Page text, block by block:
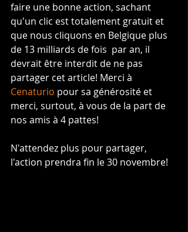
faire une bonne action, sachant
qu'un clic est totalement gratuit et
que nous cliquons en Belgique plus
de 13 milliards de fois  par an, il
devrait être interdit de ne pas
partager cet article! Merci à
Cenaturio pour sa générosité et
merci, surtout, à vous de la part de
nos amis à 4 pattes!
N'attendez plus pour partager,
l'action prendra fin le 30 novembre!